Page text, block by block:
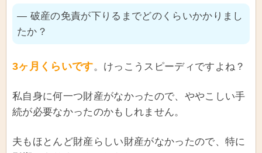
― 破産の免責が下りるまでどのくらいかかりまし
たか？
3ヶ月くらいです。けっこうスピーディですよね？
私自身に何一つ財産がなかったので、ややこしい手
続が必要なかったのかもしれません。
夫もほとんど財産らしい財産がなかったので、特に